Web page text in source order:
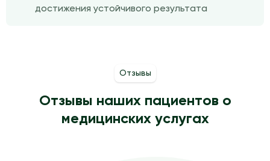
достижения устойчивого результата
Отзывы
Отзывы наших пациентов о
медицинских услугах